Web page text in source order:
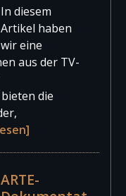
In diesem
Artikel haben
wir eine
aus der TV-
die
ARTE-